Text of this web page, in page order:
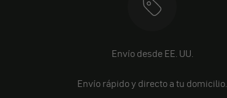
Envío desde EE. UU.
Envío rápido y directo a tu domicilio.